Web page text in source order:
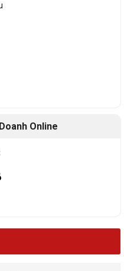
Online